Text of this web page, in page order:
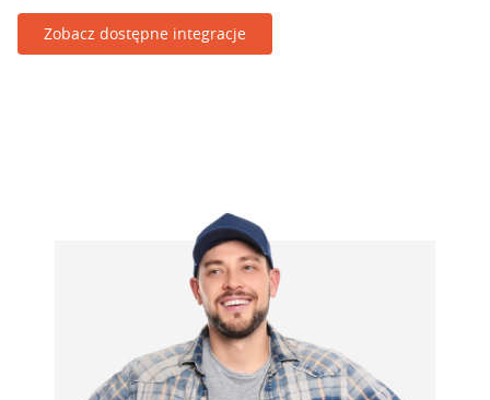
Zobacz dostępne integracje